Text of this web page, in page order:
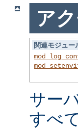
ア
関連モジュー
サー
すべ